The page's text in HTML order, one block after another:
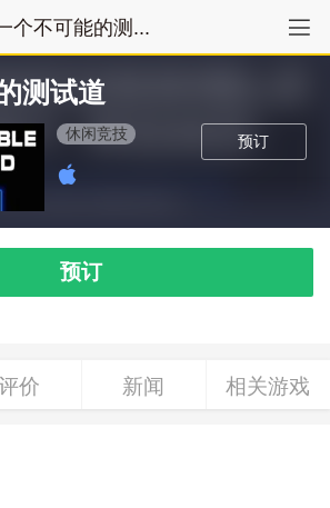
个不可能的测...
测试道
预订
休闲竞技
预订
价 新闻 相关游戏